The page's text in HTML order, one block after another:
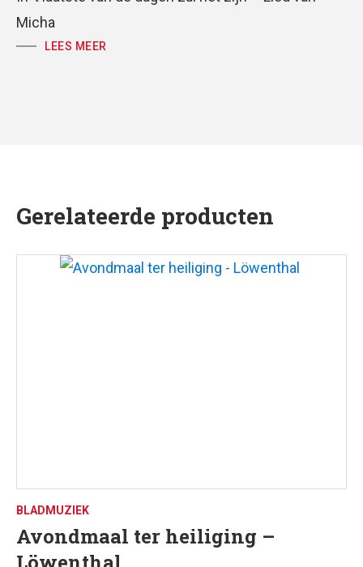
Micha
LEES MEER
Gerelateerde producten
BLADMUZIEK
Avondmaal ter heiliging –